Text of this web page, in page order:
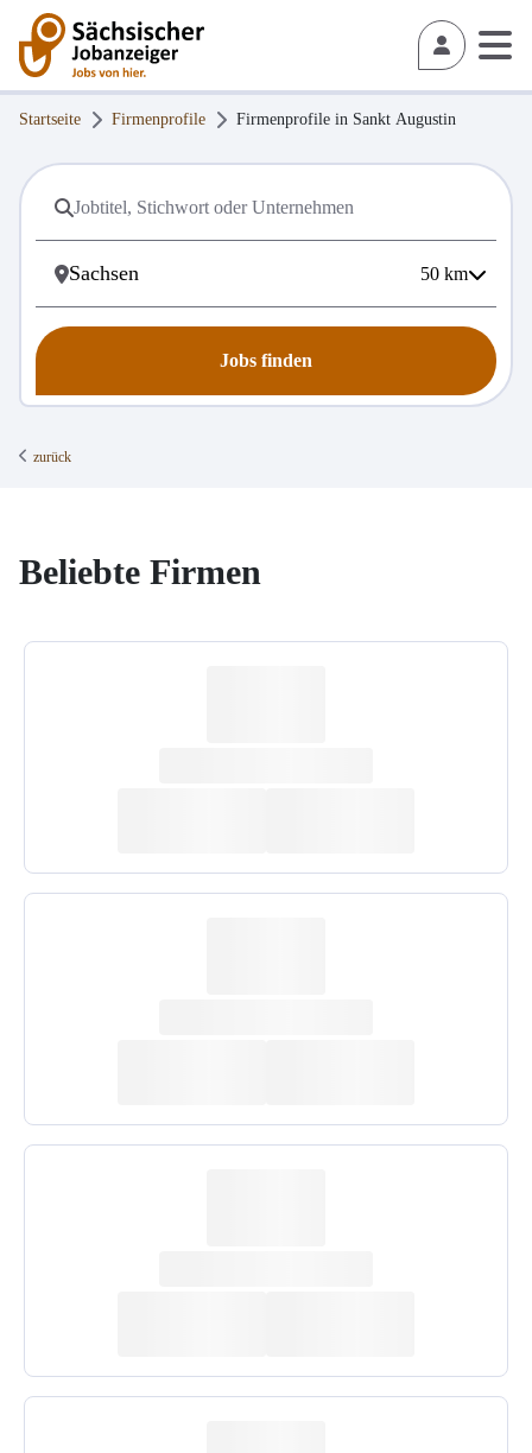
Startseite Firmenprofile Firmenprofile in Sankt Augustin
50 km
Jobs finden
zurück
Beliebte Firmen